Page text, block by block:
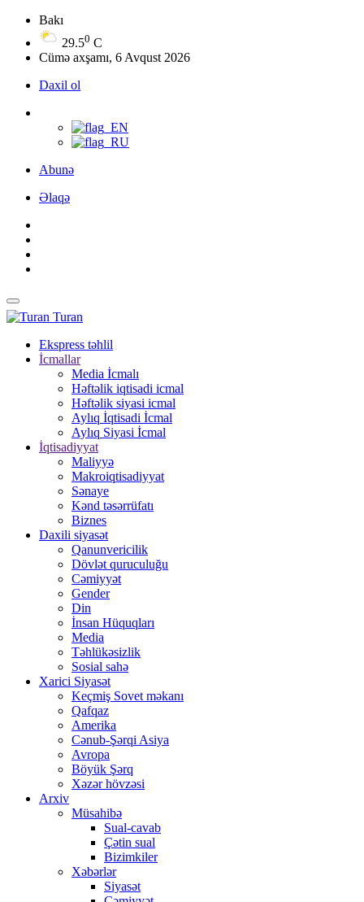
Bakı
29.50 C
Cümə axşamı, 6 Avqust 2026
Daxil ol
Abunə
Əlaqə
Turan
Ekspress təhlil
İcmallar
Media İcmalı
Həftəlik iqtisadi icmal
Həftəlik siyasi icmal
Aylıq İqtisadi İcmal
Aylıq Siyasi İcmal
İqtisadiyyat
Maliyyə
Makroiqtisadiyyat
Sənaye
Kənd təsərrüfatı
Biznes
Daxili siyasət
Qanunvericilik
Dövlət quruculuğu
Cəmiyyət
Gender
Din
İnsan Hüquqları
Media
Təhlükəsizlik
Sosial sahə
Xarici Siyasət
Keçmiş Sovet məkanı
Qafqaz
Amerika
Cənub-Şərqi Asiya
Avropa
Böyük Şərq
Xəzər hövzəsi
Arxiv
Müsahibə
Sual-cavab
Çətin sual
Bizimkiler
Xəbərlər
Siyasət